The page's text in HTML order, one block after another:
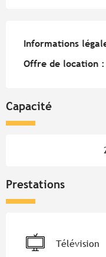
Informations
Informations
Offre de location :
Capacité
Prestations
Télévision